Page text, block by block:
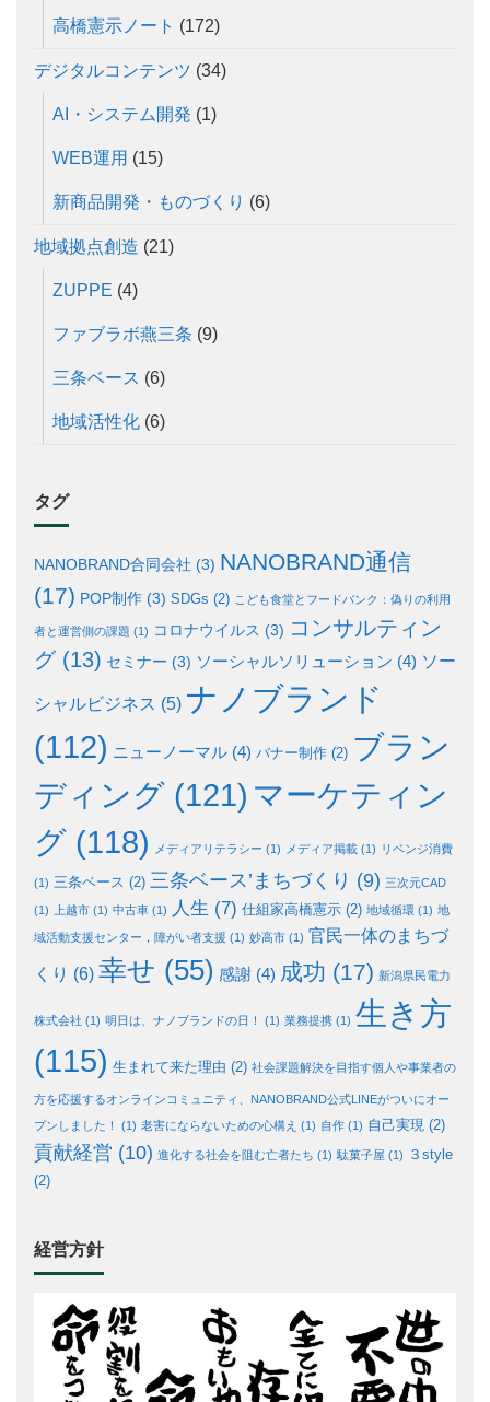
高橋憲示ノート (172)
デジタルコンテンツ (34)
AI・システム開発 (1)
WEB運用 (15)
新商品開発・ものづくり (6)
地域拠点創造 (21)
ZUPPE (4)
ファブラボ燕三条 (9)
三条ベース (6)
地域活性化 (6)
タグ
NANOBRAND合同会社 (3) NANOBRAND通信
(17) POP制作 (3) SDGs (2) こども食堂とフードバンク：偽りの利用
者と運営側の課題 (1) コロナウイルス (3) コンサルティン
グ(13) セミナー (3) ソーシャルソリューション (4) ソー
シャルビジネス (5) ナノブランド
(112) ニューノーマル (4) バナー制作 (2) ブラン
ディング (121) マーケティン
グ (118) メディアリテラシー (1) メディア掲載 (1) リベンジ消費
(1) 三条ベース (2) 三条ベース’まちづくり (9) 三次元CAD
(1) 上越市 (1) 中古車 (1) 人生 (7) 仕組家高橋憲示 (2) 地域循環 (1) 地
域活動支援センター，障がい者支援 (1) 妙高市 (1) 官民一体のまちづ
くり (6) 幸せ (55) 感謝 (4) 成功 (17) 新潟県民電力
株式会社 (1) 明日は、ナノブランドの日！ (1) 業務提携 (1) 生き方
(115) 生まれて来た理由 (2) 社会課題解決を目指す個人や事業者の
方を応援するオンラインコミュニティ、NANOBRAND公式LINEがついにオー
プンしました！
(1) 老害にならないための心構え (1) 自作 (1) 自己実現 (2)
貢献経営 (10) 進化する社会を阻む亡者たち (1) 駄菓子屋 (1)
３style
(2)
経営方針